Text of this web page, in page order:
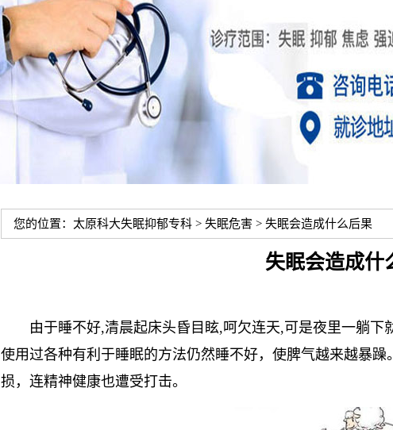
您的位置： 太原科大失眠抑郁专科 > 失眠危害 > 失眠会造成什么后果
失眠会造成什
由于睡不好,清晨起床头昏目眩,呵欠连天,可是夜里一躺
使用过各种有利于睡眠的方法仍然睡不好，使脾气越来越暴
损，连精神健康也遭受打击。